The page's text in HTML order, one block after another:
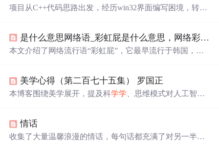
项目从C++代码思路出发，经历win32界面编写困境，转向
贵经验。
是什么意思网络语_彩虹屁是什么意思，网络彩虹屁夸人语录大全，彩虹屁是什么梗...
本文介绍了网络流行语“彩虹屁”，它最早流行于韩国，原
美学心得（第二百七十五集） 罗国正
本博客围绕美学展开，提及科学学 、思维模式对人工智能
特色，同时指出其美学思想存在可商榷之处，如艺术应可
表现丑等。
情话
收集了大量温馨浪漫的情话，每句话都充满了对另一半深